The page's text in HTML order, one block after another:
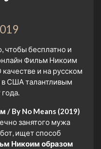
чтобы бесплатно и
Фильм Никоим
и на русском
в США талантливым
/ By No Means (2019)
занятого мужа
ищет способ
Никоим образом